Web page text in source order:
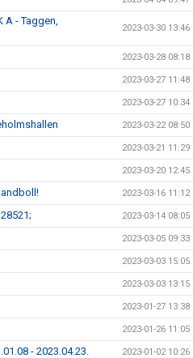
- Taggen,
2023-03-30 13:46
2023-03-28 08:18
2023-03-27 11:48
2023-03-27 10:34
2023-03-22 08:50
2023-03-21 11:29
2023-03-20 12:45
2023-03-16 11:12
2023-03-14 08:05
2023-03-05 09:33
2023-03-03 15:05
2023-03-03 13:15
2023-01-27 13:38
2023-01-26 11:05
- 2023.04.23. 2023-01-02 10:26